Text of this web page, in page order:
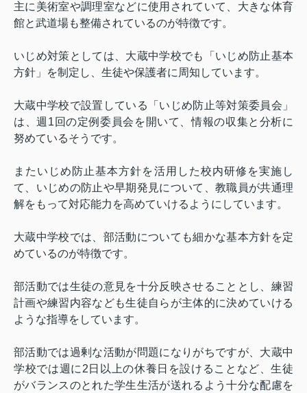
主に美術室や調理室などに使用されていて、大きな体育
館と武道場も整備されているのが特徴です。
いじめ対策としては、大蔵中学校でも「いじめ防止基本
方針」を制定し、生徒や保護者に周知しています。
大蔵中学校で設置している「いじめ防止等対策委員会」
は、週 1 回の定例委員会を開いて、情報の収集と分析に
努めているそうです。
またいじめ防止基本方針を活用した校内研修を実施し
て、いじめの防止や早期発見について、教職員が共通理
解をもって対応能力を高めていけるようにしています。
大蔵中学校では、部活動についても細かな基本方針を定
めているのが特徴です。
部活動では生徒の意見を十分反映させることとし、練習
計画や練習内容なども生徒自らが主体的に決めていける
ような指導をしています。
部活動では過剰な活動が問題になりがちですが、大蔵中
学校では週に 2 日以上の休養日を設けることなど、生徒
がバランスのとれた学生生活が送れるよう十分な配慮を